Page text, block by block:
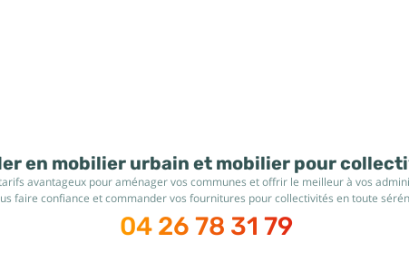
en mobilier urbain et mobilier pour
avantageux pour aménager vos communes et offrir le meilleur à vos
faire confiance et commander vos fournitures pour collectivités en toute
04 26 78 31 79